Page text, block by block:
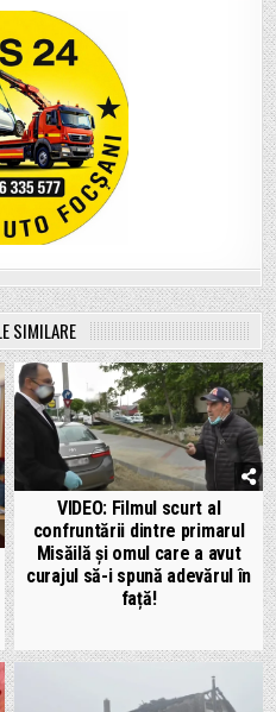
SIMILARE
VIDEO: Filmul scurt al
confruntării dintre primarul
Misăilă și omul care a avut
curajul să-i spună adevărul în
față!